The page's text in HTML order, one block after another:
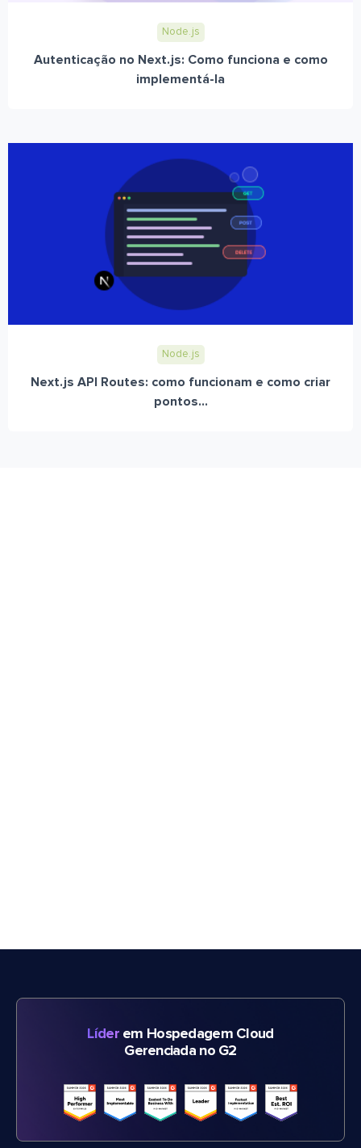
Node.js
Autenticação no Next.js: Como funciona e como
implementá-la
Node.js
Next.js API Routes: como funcionam e como criar
pontos...
Líderem Hospedagem Cloud
Gerenciada no G2